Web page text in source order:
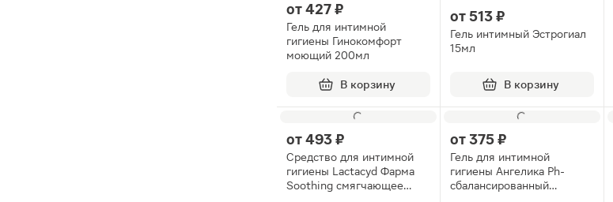
от427 ₽
Гель для интимной
гигиены Гинокомфорт
моющий 200мл
В корзину
от513 ₽
Гель интимный Эстрогиал
15мл
В корзину
от493 ₽
Средство для интимной
гигиены Lactacyd Фарма
Soothing смягчающее
от375 ₽
Гель для интимной
гигиены Ангелика Ph-
сбалансированный